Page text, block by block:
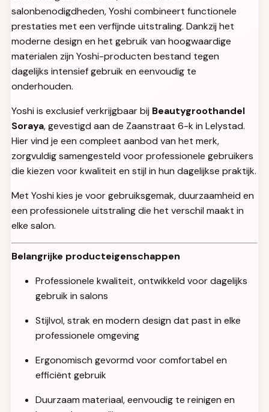
salonbenodigdheden, Yoshi combineert functionele
prestaties met een verfijnde uitstraling. Dankzij het
moderne design en het gebruik van hoogwaardige
materialen zijn Yoshi-producten bestand tegen
dagelijks intensief gebruik en eenvoudig te
onderhouden.
Yoshi is exclusief verkrijgbaar bij Beautygroothandel
Soraya, gevestigd aan de Zaanstraat 6-k in Lelystad.
Hier vind je een compleet aanbod van het merk,
zorgvuldig samengesteld voor professionele gebruikers
die kiezen voor kwaliteit en stijl in hun dagelijkse praktijk.
Met Yoshi kies je voor gebruiksgemak, duurzaamheid en
een professionele uitstraling die het verschil maakt in
elke salon.
Belangrijke producteigenschappen
Professionele kwaliteit, ontwikkeld voor dagelijks
gebruik in salons
Stijlvol, strak en modern design dat past in elke
professionele omgeving
Ergonomisch gevormd voor comfortabel en
efficiënt gebruik
Duurzaam materiaal, eenvoudig te reinigen en